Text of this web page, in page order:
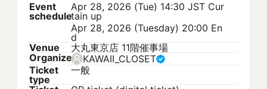
Event
schedule
Apr 28, 2026 (Tue) 14:30 JST Cur
tain up
Apr 28, 2026 (Tuesday) 20:00 En
d
Venue
大丸東京店 11階催事場
Organizer KAWAII_CLOSET
Ticket
type
一般